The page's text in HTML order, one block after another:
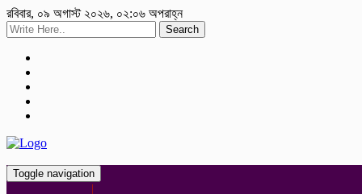
রবিবার, ০৯ অগাস্ট ২০২৬, ০২:০৬ অপরাহ্ন
Search
Toggle navigation